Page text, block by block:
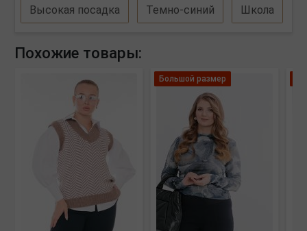
Высокая посадка Темно-синий Школа
Похожие товары:
Большой размер